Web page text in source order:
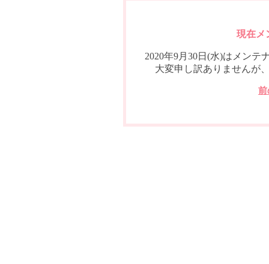
現在メ
2020年9月30日(水)はメンテ
大変申し訳ありませんが
前